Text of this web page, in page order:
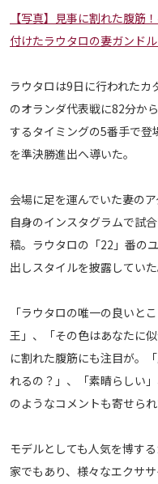
メディアアライアンス
【写真】見事に割れた腹筋
付けたラウタロの妻ガンド
ラウタロは9日に行われた
のオランダ代表戦に82分か
するタイミングの5番手で登
を準決勝進出へ導いた。
会場に足を運んでいた妻の
自身のインスタグラムで試
稿。ラウタロの「22」番の
出しスタイルを披露していた
「ラウタロの唯一の良いと
王」、「その色はあなたに
に割れた腹筋にも注目が。
れるの？」、「素晴らしい
のようなコメントも寄せられ
モデルとしても人気を博す
家でもあり、様々なエクサ